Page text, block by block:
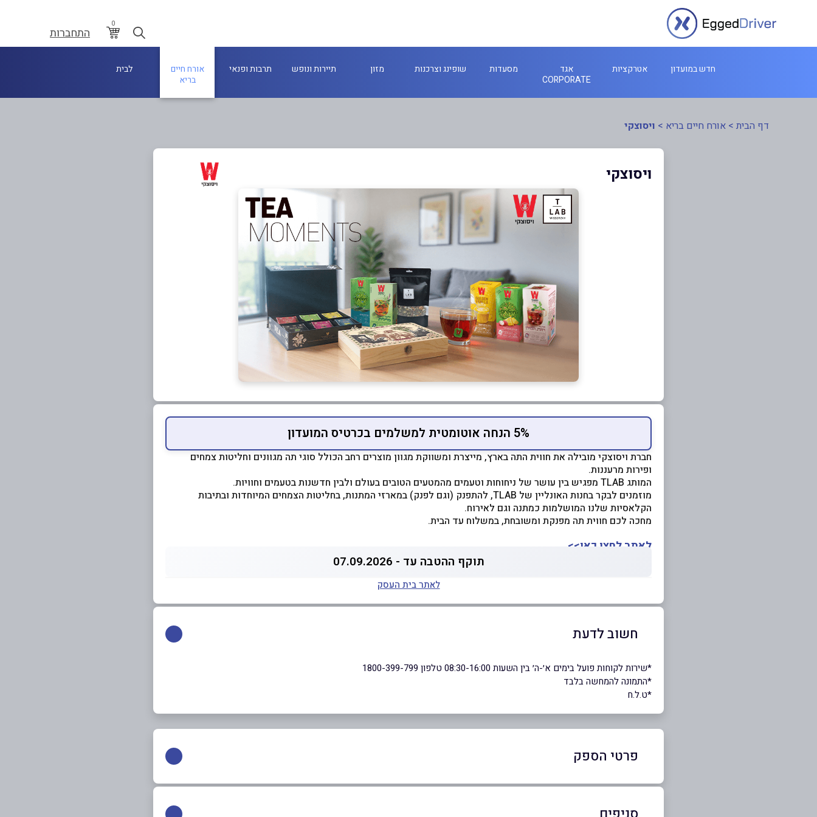
0
התחברות
חדש במועדון אטרקציות
אגד
CORPORATE
מסעדות שופינג וצרכנות מזון תיירות ונופש תרבות ופנאי
אורח חיים
בריא
לבית
דף הבית > אורח חיים בריא > ויסוצקי
ויסוצקי
5% הנחה אוטומטית למשלמים בכרטיס המועדון
חברת ויסוצקי מובילה את חווית התה בארץ, מייצרת ומשווקת מגוון מוצרים רחב הכולל סוגי תה מגוונים וחליטות צמחים
ופירות מרעננות.
המותג TLAB מפגיש בין עושר של ניחוחות וטעמים מהמטעים הטובים בעולם ולבין חדשנות בטעמים וחוויות.
מוזמנים לבקר בחנות האונליין של TLAB, להתפנק (וגם לפנק) במארזי המתנות, בחליטות הצמחים המיוחדות ובתיבות
הקלאסיות שלנו המושלמות כמתנה וגם לאירוח.
מחכה לכם חווית תה מפנקת ומשובחת, במשלוח עד הבית.
לאתר לחצו כאן>>
תוקף ההטבה עד - 07.09.2026
לאתר בית העסק
חשוב לדעת
*שירות לקוחות פועל בימים א׳-ה׳ בין השעות 08:30-16:00 טלפון 1800-399-799
*התמונה להמחשה בלבד
*ט.ל.ח
פרטי הספק
1800-399-799